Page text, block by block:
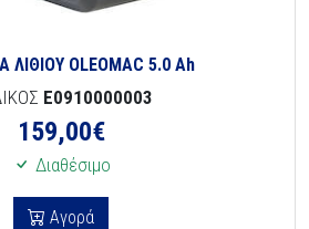
ΛΙΘΙΟΥ OLEOMAC 5.0 Ah
E0910000003
159,00€
Διαθέσιμο
Αγορά